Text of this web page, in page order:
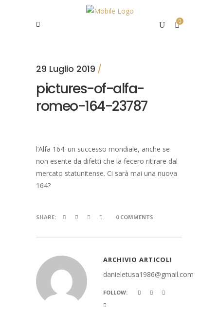
0
29 Luglio 2019
pictures-of-alfa-
romeo-164-23787
l’Alfa 164: un successo mondiale, anche se
non esente da difetti che la fecero ritirare dal
mercato statunitense. Ci sarà mai una nuova
164?
SHARE: 0 COMMENTS
ARCHIVIO ARTICOLI
danieletusa1986@gmail.com
FOLLOW: